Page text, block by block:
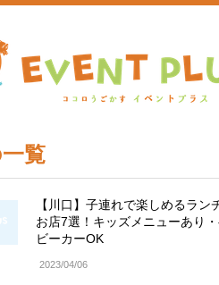
覧
【川口】子連れで楽しめるラン
お店7選！キッズメニューあり
ビーカーOK
2023/04/06